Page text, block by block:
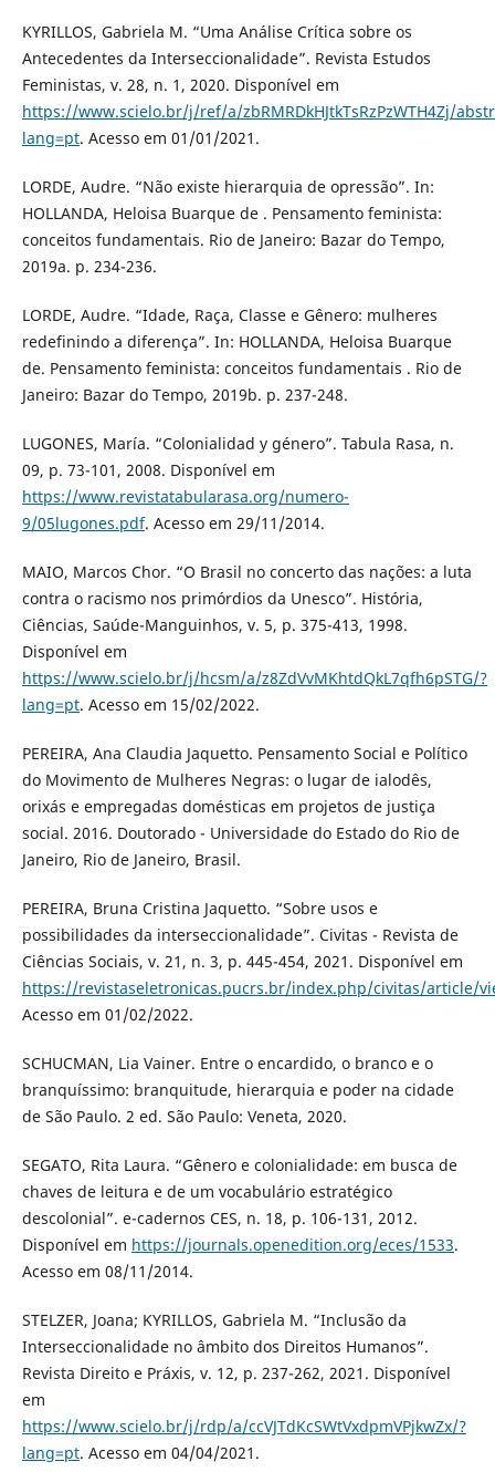
KYRILLOS, Gabriela M. “Uma Análise Crítica sobre os
Antecedentes da Interseccionalidade”. Revista Estudos
Feministas, v. 28, n. 1, 2020. Disponível em
https://www.scielo.br/j/ref/a/zbRMRDkHJtkTsRzPzWTH4Zj/
lang=pt. Acesso em 01/01/2021.
LORDE, Audre. “Não existe hierarquia de opressão”. In:
HOLLANDA, Heloisa Buarque de . Pensamento feminista:
conceitos fundamentais. Rio de Janeiro: Bazar do Tempo,
2019a. p. 234-236.
LORDE, Audre. “Idade, Raça, Classe e Gênero: mulheres
redefinindo a diferença”. In: HOLLANDA, Heloisa Buarque
de. Pensamento feminista: conceitos fundamentais . Rio de
Janeiro: Bazar do Tempo, 2019b. p. 237-248.
LUGONES, María. “Colonialidad y género”. Tabula Rasa, n.
09, p. 73-101, 2008. Disponível em
https://www.revistatabularasa.org/numero-
9/05lugones.pdf. Acesso em 29/11/2014.
MAIO, Marcos Chor. “O Brasil no concerto das nações: a luta
contra o racismo nos primórdios da Unesco”. História,
Ciências, Saúde-Manguinhos, v. 5, p. 375-413, 1998.
Disponível em
https://www.scielo.br/j/hcsm/a/z8ZdVvMKhtdQkL7qfh6pSTG/?
lang=pt. Acesso em 15/02/2022.
PEREIRA, Ana Claudia Jaquetto. Pensamento Social e Político
do Movimento de Mulheres Negras: o lugar de ialodês,
orixás e empregadas domésticas em projetos de justiça
social. 2016. Doutorado - Universidade do Estado do Rio de
Janeiro, Rio de Janeiro, Brasil.
PEREIRA, Bruna Cristina Jaquetto. “Sobre usos e
possibilidades da interseccionalidade”. Civitas - Revista de
Ciências Sociais, v. 21, n. 3, p. 445-454, 2021. Disponível em
https://revistaseletronicas.pucrs.br/index.php/civitas/article/
Acesso em 01/02/2022.
SCHUCMAN, Lia Vainer. Entre o encardido, o branco e o
branquíssimo: branquitude, hierarquia e poder na cidade
de São Paulo. 2 ed. São Paulo: Veneta, 2020.
SEGATO, Rita Laura. “Gênero e colonialidade: em busca de
chaves de leitura e de um vocabulário estratégico
descolonial”. e-cadernos CES, n. 18, p. 106-131, 2012.
Disponível em https://journals.openedition.org/eces/1533.
Acesso em 08/11/2014.
STELZER, Joana; KYRILLOS, Gabriela M. “Inclusão da
Interseccionalidade no âmbito dos Direitos Humanos”.
Revista Direito e Práxis, v. 12, p. 237-262, 2021. Disponível
em
https://www.scielo.br/j/rdp/a/ccVJTdKcSWtVxdpmVPjkwZx/?
lang=pt. Acesso em 04/04/2021.